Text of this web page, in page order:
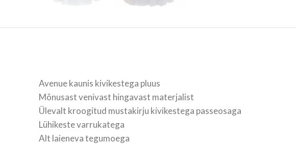
Avenue kaunis kivikestega pluus
Mõnusast venivast hingavast materjalist
Ülevalt kroogitud mustakirju kivikestega passeosaga
Lühikeste varrukatega
Alt laieneva tegumoega